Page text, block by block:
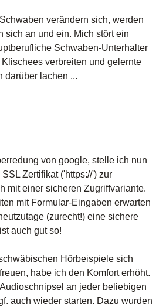
verändern sich, werden
sich an und ein. Mich stört ein
Schwaben-Unterhalter
verbreiten und gelernte
lachen ...
von google, stelle ich nun
Zertifikat ('https://') zur
mit einer sicheren Zugriffvariante.
mit Formular-Eingaben erwarten
(zurecht!) eine sichere
auch gut so!
Hörbeispiele sich
habe ich den Komfort erhöht.
an jeder beliebigen
auch wieder starten. Dazu wurden